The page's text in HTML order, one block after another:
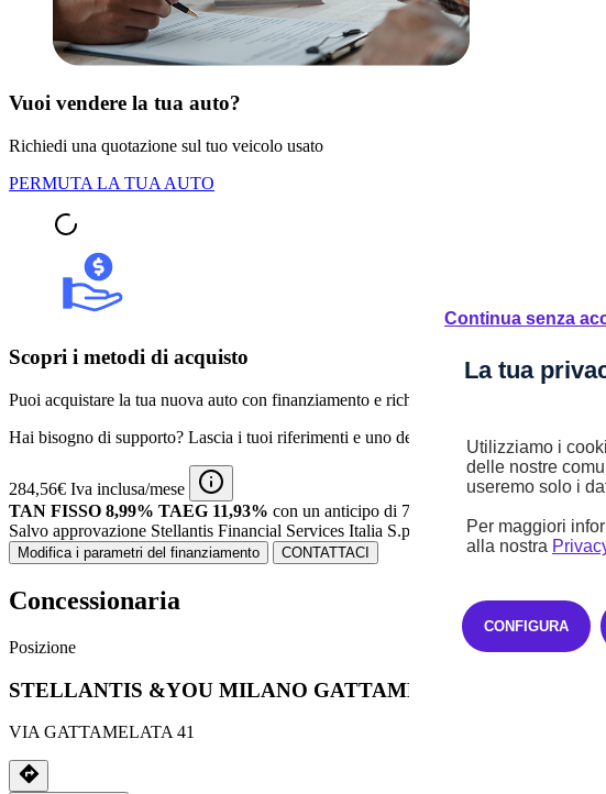
Vuoi vendere la tua auto?
Richiedi una quotazione sul tuo veicolo usato
PERMUTA LA TUA AUTO
Scopri i metodi di acquisto
Puoi acquistare la tua nuova auto con finanziamento e richiedere pagamenti mensili
Hai bisogno di supporto? Lascia i tuoi riferimenti e uno dei nostri esperti ti contatterà
284,56€ Iva inclusa/mese
TAN FISSO 8,99% TAEG 11,93% con un anticipo di 7.710,00€. 35 rate mensili
Salvo approvazione Stellantis Financial Services Italia S.p.A.
Modifica i parametri del finanziamento CONTATTACI
Concessionaria
Posizione
STELLANTIS &YOU MILANO GATTAMELATA
VIA GATTAMELATA 41
Continua senza
La tua
Utilizziamo i
delle nostre
useremo solo i
Per maggiori
alla nostra
CONFIGURA